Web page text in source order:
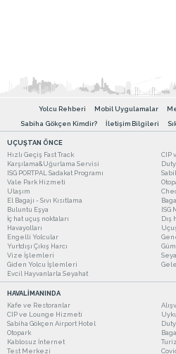
Yolcu Rehberi Mobil Uygulamalar
Sabiha Gökçen Kimdir?
İletişim Bilgileri
UÇUŞTAN ÖNCE
Hızlı Geçiş Fast Track
CIP
Karşılama&Uğurlama Servisi
ISG PORTPAL Sadakat Programı
Vale Park Hizmeti
Ulaşım
El Bagajı - Sıvı Kısıtlama
Buluntu Eşya
ISG
İç hat uçuş noktaları
Dış
Havayolları
Engelli Yolcular
Yurtdışı Çıkış Harcı
Vize İşlemleri
Giden Yolcu İşlemleri
Evcil Hayvanlarla Seyahat
HAVALİMANINDA
Kafe ve Restoranlar
CIP ve Lounge Hizmeti
Sabiha Gökçen Airport Hotel
Otopark
Kablosuz İnternet
Test Merkezi